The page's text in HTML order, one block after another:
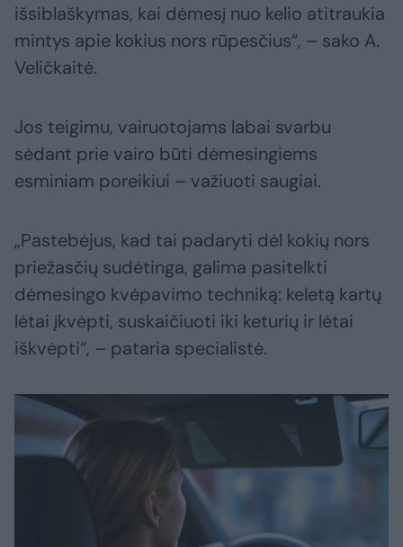
išsiblaškymas, kai dėmesį nuo kelio atitraukia
mintys apie kokius nors rūpesčius“, – sako A.
Veličkaitė.
Jos teigimu, vairuotojams labai svarbu
sėdant prie vairo būti dėmesingiems
esminiam poreikiui – važiuoti saugiai.
„Pastebėjus, kad tai padaryti dėl kokių nors
priežasčių sudėtinga, galima pasitelkti
dėmesingo kvėpavimo techniką: keletą kartų
lėtai įkvėpti, suskaičiuoti iki keturių ir lėtai
iškvėpti“, – pataria specialistė.